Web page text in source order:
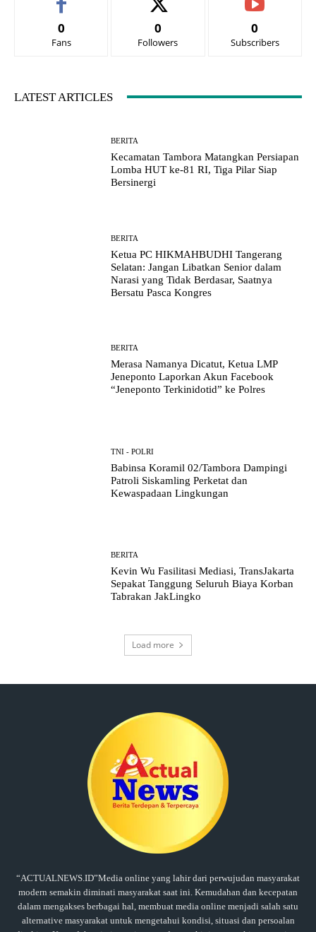
0
Fans
0
Followers
0
Subscribers
LATEST ARTICLES
BERITA
Kecamatan Tambora Matangkan Persiapan
Lomba HUT ke-81 RI, Tiga Pilar Siap
Bersinergi
BERITA
Ketua PC HIKMAHBUDHI Tangerang
Selatan: Jangan Libatkan Senior dalam
Narasi yang Tidak Berdasar, Saatnya
Bersatu Pasca Kongres
BERITA
Merasa Namanya Dicatut, Ketua LMP
Jeneponto Laporkan Akun Facebook
“Jeneponto Terkinidotid” ke Polres
TNI - POLRI
Babinsa Koramil 02/Tambora Dampingi
Patroli Siskamling Perketat dan
Kewaspadaan Lingkungan
BERITA
Kevin Wu Fasilitasi Mediasi, TransJakarta
Sepakat Tanggung Seluruh Biaya Korban
Tabrakan JakLingko
Load more
“ACTUALNEWS.ID”Media online yang lahir dari perwujudan masyarakat
modern semakin diminati masyarakat saat ini. Kemudahan dan kecepatan
dalam mengakses berbagai hal, membuat media online menjadi salah satu
alternative masyarakat untuk mengetahui kondisi, situasi dan persoalan